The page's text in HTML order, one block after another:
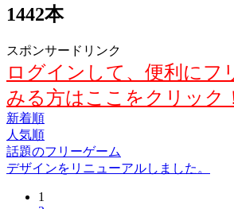
1442本
スポンサードリンク
ログインして、便利にフ
みる方はここをクリック
新着順
人気順
話題のフリーゲーム
デザインをリニューアルしました。
1